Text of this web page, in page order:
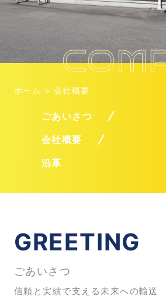
ホーム > 会社概要
ごあいさつ
会社概要
沿革
GREETING
ごあいさつ
信頼と実績で支える未来への輸送